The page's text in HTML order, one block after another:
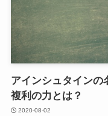
アインシュタインの
複利の力とは？
2020-08-02